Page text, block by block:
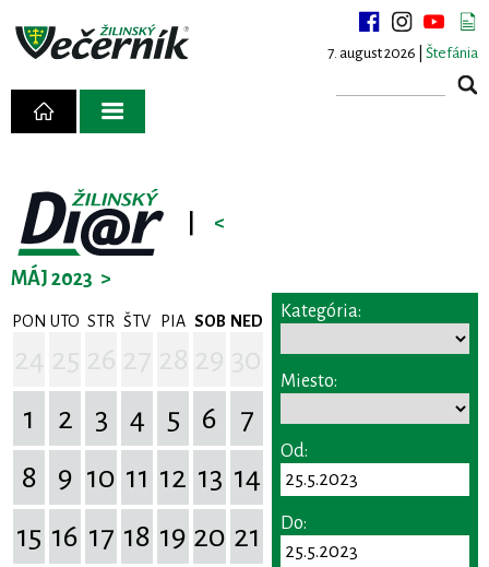
7. august 2026 | Štefánia
<
MÁJ 2023 >
PON UTO STR ŠTV PIA SOB NED
1
2 3 4 5 6
7
8
9 10 11 12 13 14
15 16 17 18 19 20 21
Kategória:
Miesto:
Od:
Do: